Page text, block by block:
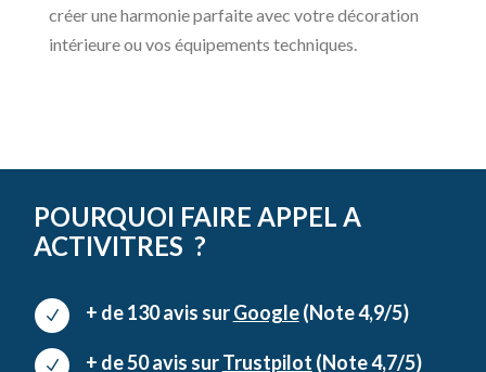
créer une harmonie parfaite avec votre décoration
intérieure ou vos équipements techniques.
POURQUOI FAIRE APPEL A
ACTIVITRES ?
N + de 130 avis surGoogle(Note 4,9/5)
N + de 50 avis surTrustpilot (Note 4,7/5)